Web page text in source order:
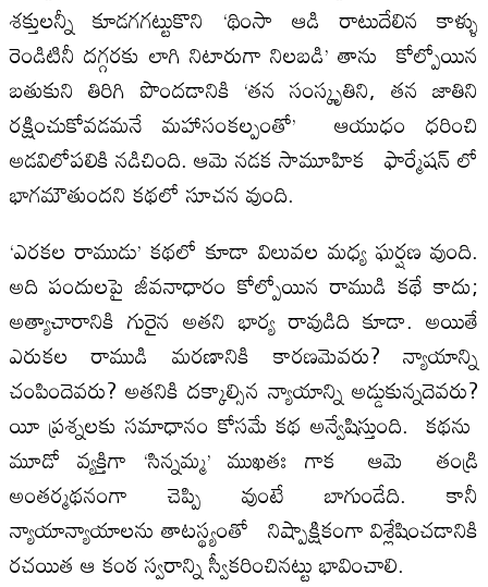
శక్తులన్నీ కూడగగట్టుకొని ‘థింసా ఆడి రాటుదేలిన కాళ్ళు
రెండిటినీ దగ్గరకు లాగి నిటారుగా నిలబడి’ తాను కోల్పోయిన
బతుకుని తిరిగి పొందడానికి ‘తన సంస్కృతిని, తన జాతిని
రక్షించుకోవడమనే మహాసంకల్పంతో’ ఆయుధం ధరించి
అడవిలోపలికి నడిచింది. ఆమె నడక సామూహిక ఫార్మేషన్ లో
భాగమౌతుందని కథలో సూచన వుంది.
‘ఎరకల రాముడు’ కథలో కూడా విలువల మధ్య ఘర్షణ వుంది.
అది పందులపై జీవనాధారం కోల్పోయిన రాముడి కథే కాదు;
అత్యాచారానికి గురైన అతని భార్య రావుడిది కూడా. అయితే
ఎరుకల రాముడి మరణానికి కారణమెవరు? న్యాయాన్ని
చంపిందెవరు? అతనికి దక్కాల్సిన న్యాయాన్ని అడ్డుకున్నదెవరు?
యీ ప్రశ్నలకు సమాధానం కోసమే కథ అన్వేషిస్తుంది. కథను
మూడో వ్యక్తిగా ‘సిన్నమ్మ’ ముఖతః గాక ఆమె తండ్రి
అంతర్మథనంగా చెప్పి వుంటే బాగుండేది. కానీ
న్యాయాన్యాయాలను తాటస్థ్యంతో నిష్పాక్షికంగా విశ్లేషించడానికి
రచయిత ఆ కంఠ స్వరాన్ని స్వీకరించినట్టు భావించాలి.